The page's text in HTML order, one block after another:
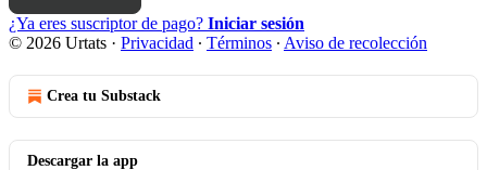
¿Ya eres suscriptor de pago? Iniciar sesión
© 2026 Urtats · Privacidad ∙ Términos ∙ Aviso de recolección
Crea tu Substack
Descargar la app